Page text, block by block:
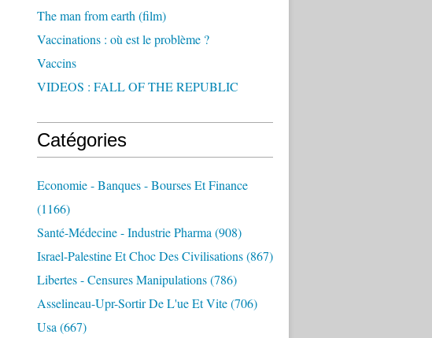
The man from earth (film)
Vaccinations : où est le problème ?
Vaccins
VIDEOS : FALL OF THE REPUBLIC
Catégories
Economie - Banques - Bourses Et Finance
(1166)
Santé-Médecine - Industrie Pharma (908)
Israel-Palestine Et Choc Des Civilisations(867)
Libertes - Censures Manipulations(786)
Asselineau-Upr-Sortir De L'ue Et Vite(706)
Usa (667)